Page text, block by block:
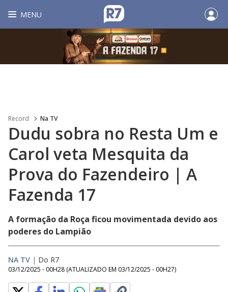
MENU
Record Na TV
Dudu sobra no Resta Um e
Carol veta Mesquita da
Prova do Fazendeiro | A
Fazenda 17
A formação da Roça ficou movimentada devido aos
poderes do Lampião
NA TV | Do R7
03/12/2025 - 00H28 (ATUALIZADO EM 03/12/2025 - 00H27)